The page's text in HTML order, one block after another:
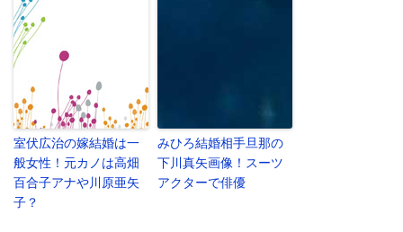
室伏広治の嫁結婚は一
般女性！元カノは高畑
百合子アナや川原亜矢
子？
みひろ結婚相手旦那の
下川真矢画像！スーツ
アクターで俳優